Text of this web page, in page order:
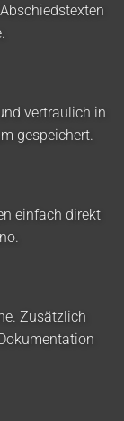
vertraulich in
gespeichert.
einfach direkt
Zusätzlich